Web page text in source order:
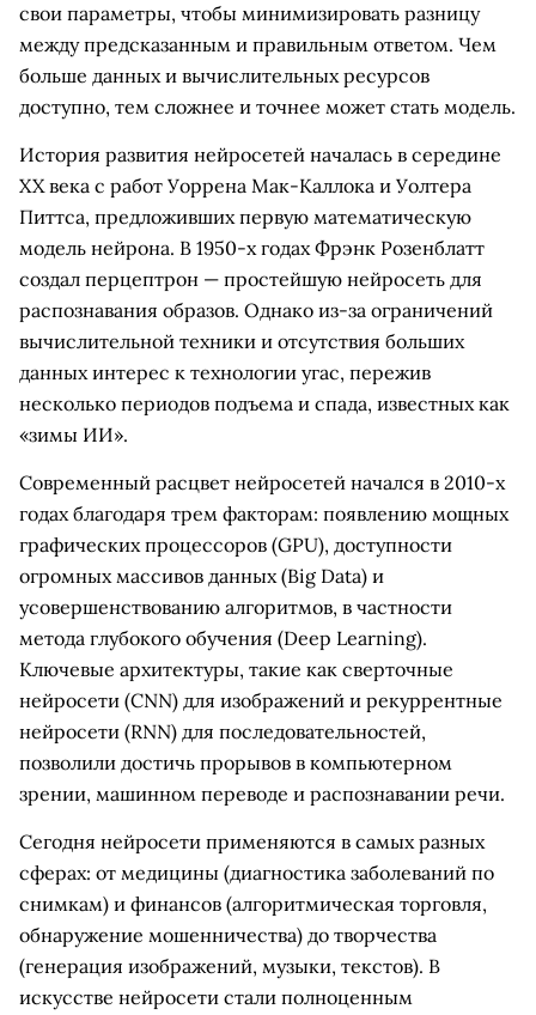
свои параметры, чтобы минимизировать разницу
между предсказанным и правильным ответом. Чем
больше данных и вычислительных ресурсов
доступно, тем сложнее и точнее может стать модель.
История развития нейросетей началась в середине
XX века с работ Уоррена Мак-Каллока и Уолтера
Питтса, предложивших первую математическую
модель нейрона. В 1950-х годах Фрэнк Розенблатт
создал перцептрон — простейшую нейросеть для
распознавания образов. Однако из-за ограничений
вычислительной техники и отсутствия больших
данных интерес к технологии угас, пережив
несколько периодов подъема и спада, известных как
«зимы ИИ».
Современный расцвет нейросетей начался в 2010-х
годах благодаря трем факторам: появлению мощных
графических процессоров (GPU), доступности
огромных массивов данных (Big Data) и
усовершенствованию алгоритмов, в частности
метода глубокого обучения (Deep Learning).
Ключевые архитектуры, такие как сверточные
нейросети (CNN) для изображений и рекуррентные
нейросети (RNN) для последовательностей,
позволили достичь прорывов в компьютерном
зрении, машинном переводе и распознавании речи.
Сегодня нейросети применяются в самых разных
сферах: от медицины (диагностика заболеваний по
снимкам) и финансов (алгоритмическая торговля,
обнаружение мошенничества) до творчества
(генерация изображений, музыки, текстов). В
искусстве нейросети стали полноценным